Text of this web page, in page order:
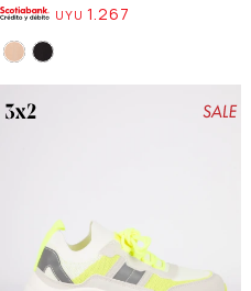
UYU 1.267